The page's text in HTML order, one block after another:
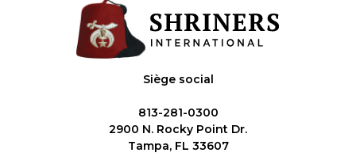
Siège social
813-281-0300
2900 N. Rocky Point Dr.
Tampa, FL 33607